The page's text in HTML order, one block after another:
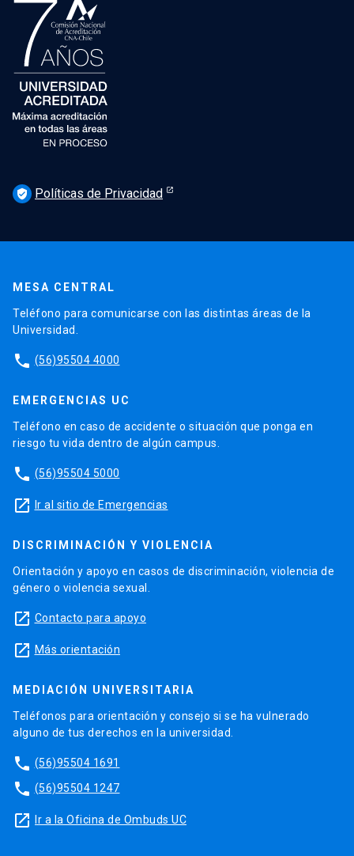
verified_user Políticas de Privacidad
MESA CENTRAL
Teléfono para comunicarse con las distintas áreas de la
Universidad.
phone (56)95504 4000
EMERGENCIAS UC
Teléfono en caso de accidente o situación que ponga en
riesgo tu vida dentro de algún campus.
phone (56)95504 5000
launch Ir al sitio de Emergencias
DISCRIMINACIÓN Y VIOLENCIA
Orientación y apoyo en casos de discriminación, violencia de
género o violencia sexual.
launch Contacto para apoyo
launch Más orientación
MEDIACIÓN UNIVERSITARIA
Teléfonos para orientación y consejo si se ha vulnerado
alguno de tus derechos en la universidad.
phone (56)95504 1691
phone (56)95504 1247
launch Ir a la Oficina de Ombuds UC